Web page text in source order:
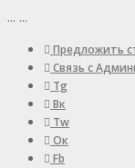
... ...
Предложить
Связь с
Tg
Вк
Tw
Ок
Fb